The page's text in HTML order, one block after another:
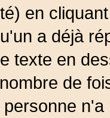
en
a déjà
texte en
de